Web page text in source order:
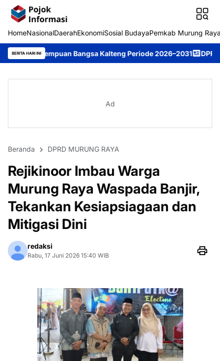
HomeNasionalDaerahEkonomiSosial BudayaPemkab Murung
BERITA HARI INI
Bangsa Kalteng Periode 2026–2031 DPRD Murung Raya
Ad
Beranda DPRD MURUNG RAYA
Rejikinoor Imbau Warga
Murung Raya Waspada Banjir,
Tekankan Kesiapsiagaan dan
Mitigasi Dini
redaksi
Rabu, 17 Juni 2026 15:40 WIB